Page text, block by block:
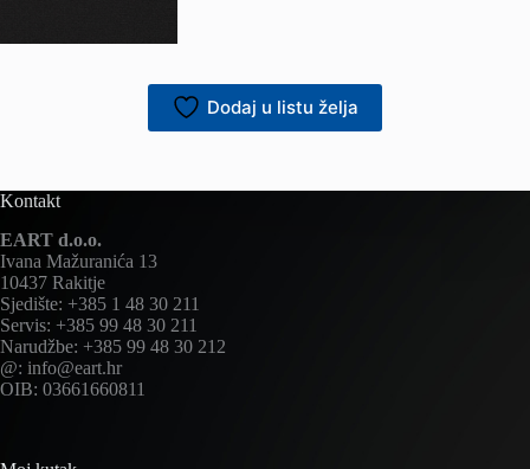
Dodaj u listu želja
Kontakt
EART d.o.o.
Ivana Mažuranića 13
10437 Rakitje
Sjedište: +385 1 48 30 211
Servis: +385 99 48 30 211
Narudžbe: +385 99 48 30 212
@: info@eart.hr
OIB: 03661660811